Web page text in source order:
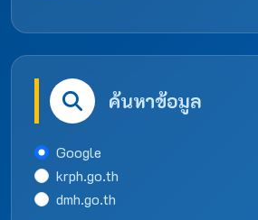
ค้นหาข้อมูล
Google
krph.go.th
dmh.go.th